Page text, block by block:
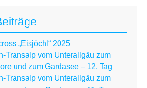
„Eisjöchl“ 2025
Transalp vom Unterallgäu zum
und zum Gardasee – 12. Tag
Transalp vom Unterallgäu zum